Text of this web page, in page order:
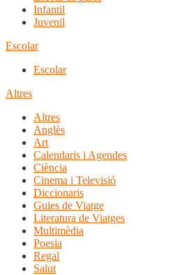
Infantil
Juvenil
Escolar
Escolar
Altres
Altres
Anglès
Art
Calendaris i Agendes
Ciència
Cinema i Televisió
Diccionaris
Guies de Viatge
Literatura de Viatges
Multimèdia
Poesia
Regal
Salut